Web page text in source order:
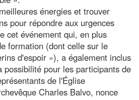
énergies et trouver
pour répondre aux urgences
cet événement qui, en plus
formation (dont celle sur le
d'espoir »), a également inclus
possibilité pour les participants de
de l'Église
Charles Balvo, nonce